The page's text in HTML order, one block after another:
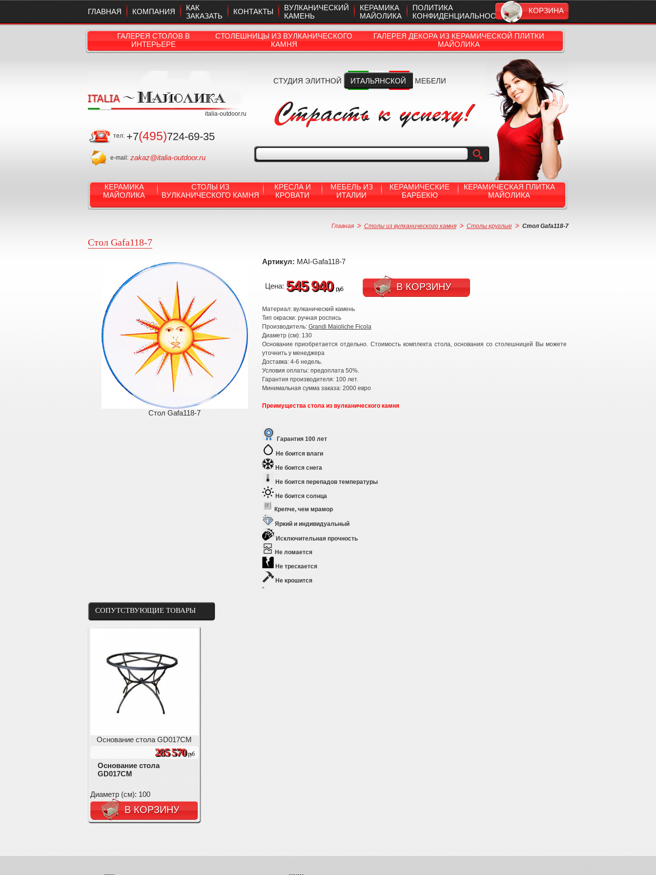
КОРЗИНА
ГЛАВНАЯ КОМПАНИЯ
КАК
ЗАКАЗАТЬ
КОНТАКТЫ
ВУЛКАНИЧЕСКИЙ
КАМЕНЬ
КЕРАМИКА
МАЙОЛИКА
ПОЛИТИКА
КОНФИДЕНЦИАЛЬНОСТИ
ГАЛЕРЕЯ СТОЛОВ В
ИНТЕРЬЕРЕ
СТОЛЕШНИЦЫ ИЗ ВУЛКАНИЧЕСКОГО
КАМНЯ
ГАЛЕРЕЯ ДЕКОРА ИЗ КЕРАМИЧЕСКОЙ ПЛИТКИ
МАЙОЛИКА
italia-outdoor.ru
тел: +7(495)724-69-35
e-mail: zakaz@italia-outdoor.ru
СТУДИЯ ЭЛИТНОЙ ИТАЛЬЯНСКОЙ МЕБЕЛИ
КЕРАМИКА
МАЙОЛИКА
СТОЛЫ ИЗ
ВУЛКАНИЧЕСКОГО КАМНЯ
КРЕСЛА И
КРОВАТИ
МЕБЕЛЬ ИЗ
ИТАЛИИ
КЕРАМИЧЕСКИЕ
БАРБЕКЮ
КЕРАМИЧЕСКАЯ ПЛИТКА
МАЙОЛИКА
Главная Столы из вулканического камня Столы круглые Стол Gafa118-7
Стол Gafa118-7
Стол Gafa118-7
Артикул: MAI-Gafa118-7
Цена: 545 940 руб В КОРЗИНУ
Материал: вулканический камень
Тип окраски: ручная роспись
Производитель: Grandi Maioliche Ficola
Диаметр (см): 130
Основание приобретается отдельно. Стоимость комплекта стола, основания со столешницей Вы можете
уточнить у менеджера
Доставка: 4-6 недель.
Условия оплаты: предоплата 50%.
Гарантия производителя: 100 лет.
Минимальная сумма заказа: 2000 евро
Преимущества стола из вулканического камня
Гарантия 100 лет
Не боится влаги
Не боится снега
Не боится перепадов температуры
Не боится солнца
Крепче, чем мрамор
Яркий и индивидуальный
Исключительная прочность
Не ломается
Не трескается
Не крошится
"
СОПУТСТВУЮЩИЕ ТОВАРЫ
Основание стола GD017CM
285 570руб
Основание стола
GD017CM
Диаметр (см): 100
В КОРЗИНУ